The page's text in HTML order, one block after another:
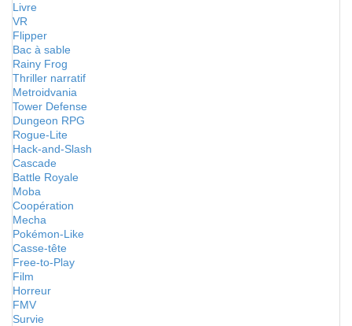
Livre
VR
Flipper
Bac à sable
Rainy Frog
Thriller narratif
Metroidvania
Tower Defense
Dungeon RPG
Rogue-Lite
Hack-and-Slash
Cascade
Battle Royale
Moba
Coopération
Mecha
Pokémon-Like
Casse-tête
Free-to-Play
Film
Horreur
FMV
Survie